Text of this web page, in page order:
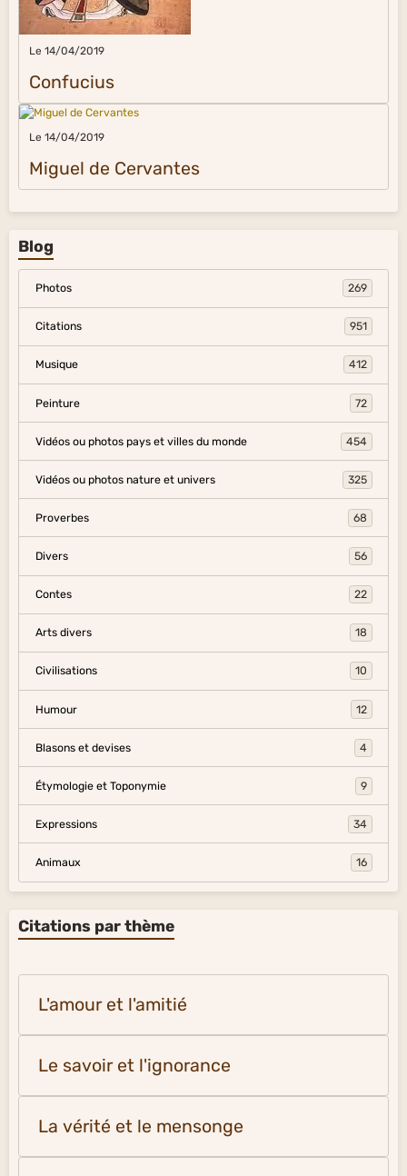
Le 14/04/2019
Confucius
Le 14/04/2019
Miguel de Cervantes
Blog
Photos 269
Citations 951
Musique 412
Peinture 72
Vidéos ou photos pays et villes du monde 454
Vidéos ou photos nature et univers 325
Proverbes 68
Divers 56
Contes 22
Arts divers 18
Civilisations 10
Humour 12
Blasons et devises 4
Étymologie et Toponymie 9
Expressions 34
Animaux 16
Citations par thème
L'amour et l'amitié
Le savoir et l'ignorance
La vérité et le mensonge